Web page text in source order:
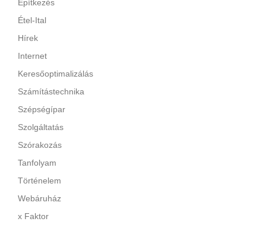
Építkezés
Étel-Ital
Hírek
Internet
Keresőoptimalizálás
Számítástechnika
Szépségípar
Szolgáltatás
Szórakozás
Tanfolyam
Történelem
Webáruház
x Faktor